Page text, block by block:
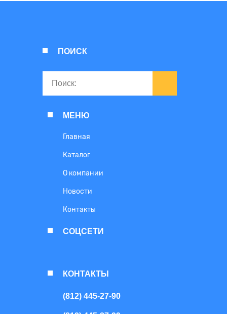
ПОИСК
МЕНЮ
Главная
Каталог
О компании
Новости
Контакты
СОЦСЕТИ
КОНТАКТЫ
(812) 445-27-90